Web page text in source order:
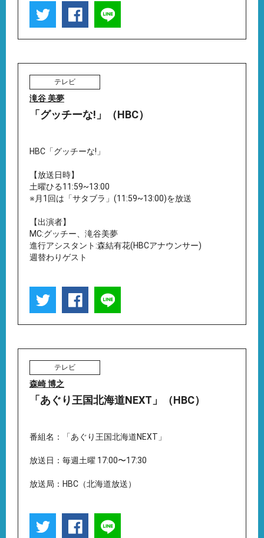
テレビ
滝谷 美夢
「グッチーな!」（HBC）
HBC「グッチーな!」
【放送日時】
土曜ひる11:59~13:00
※月1回は「サタブラ」(11:59~13:00)を放送
【出演者】
MC:グッチー、滝谷美夢
進行アシスタント:森結有花(HBCアナウンサー)
週替わりゲスト
テレビ
森崎 博之
「あぐり王国北海道NEXT」（HBC）
番組名：「あぐり王国北海道NEXT」
放送日：毎週土曜 17:00〜17:30
放送局：HBC（北海道放送）